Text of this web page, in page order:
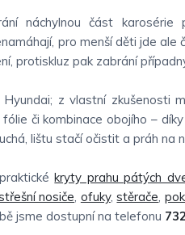
náchylnou část karosérie
pro menší děti jde ale
protiskluz pak zabrání
z vlastní zkušenosti
či kombinace obojího –
lištu stačí očistit a práh na
kryty prahu pátých
nosiče, ofuky,stěrače,
jsme dostupní na telefonu